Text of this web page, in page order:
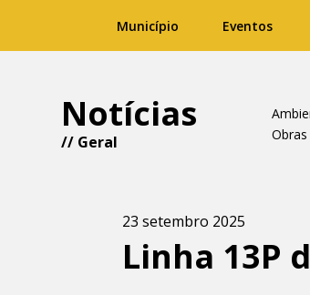
Município Eventos
Notícias
// Geral
Obras
23 setembro 2025
Linha 13P